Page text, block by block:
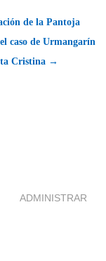
de la Pantoja
caso de Urmangarín
Cristina →
ADMINISTRAR